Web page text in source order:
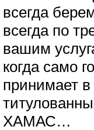
всегда
всегда по
вашим
когда само
принимает
ХАМАС…